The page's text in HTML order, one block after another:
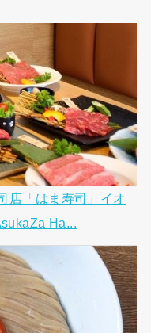
店「はま寿司」イオ
Ha...